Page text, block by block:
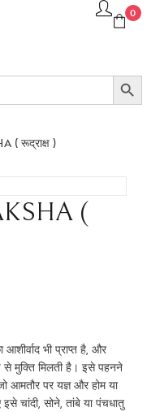
0
SEARCH BUTTON
( रूद्राक्ष )
(
भी प्राप्त है, और
से मुक्ति मिलती है। इसे पहनने
आमतौर पर यज्ञ और होम या
चांदी, सोने, तांबे या पंचधातु